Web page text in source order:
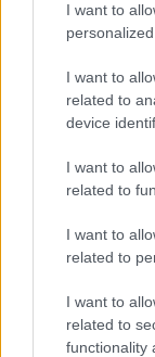
I want to
I want to
related to
device
I want to
related to
I want to
related to
I want to
related to
functionality
sono piegati al
sostengono
acquisizioni
Montagnier,
circolazione
altri virus
nessuna
terapie
fortificare la
grande
soggetti più